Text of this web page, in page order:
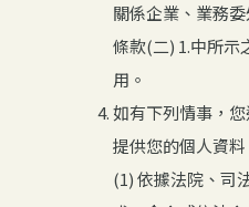
關係企業、業務
條款(二) 1.中所示
用。
如有下列情事，
提供您的個人資料
(1) 依據法院、司